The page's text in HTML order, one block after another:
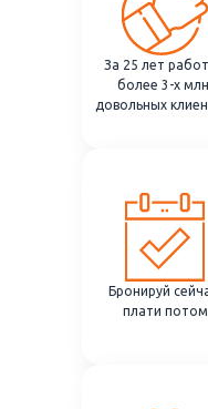
За 25 лет
более 3-х
довольных
Бронируй
плати потом